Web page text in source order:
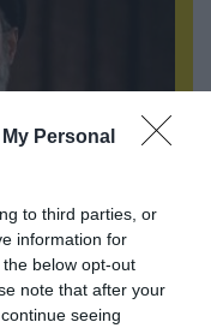
Personal
to third parties, or
information for
below opt-out
note that after your
seeing
Μοτζτάμπα